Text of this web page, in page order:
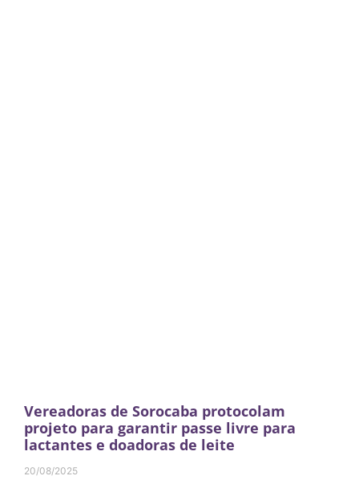
Vereadoras de Sorocaba protocolam
projeto para garantir passe livre para
lactantes e doadoras de leite
20/08/2025